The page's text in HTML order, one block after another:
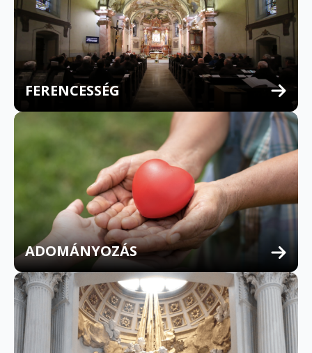
FERENCESSÉG
MULTILINGUAL CONFESSION
ADOMÁNYOZÁS